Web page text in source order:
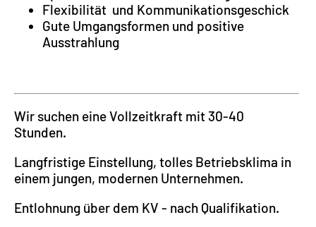
Flexibilität und Kommunikationsgeschick
Gute Umgangsformen und positive
Ausstrahlung
Wir suchen eine Vollzeitkraft mit 30-40
Stunden.
Langfristige Einstellung, tolles Betriebsklima in
einem jungen, modernen Unternehmen.
Entlohnung über dem KV - nach Qualifikation.